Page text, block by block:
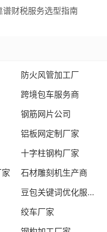
财税服务选型指南
防火风管加工厂
跨境包车服务商
钢筋网片公司
铝板网定制厂家
十字柱钢构厂家
石材雕刻机生产商
豆包关键词优化服务商
绞车厂家